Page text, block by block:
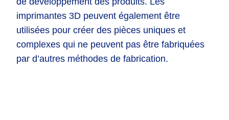
imprimantes 3D peuvent également être
utilisées pour créer des pièces uniques et
complexes qui ne peuvent pas être fabriquées
par d’autres méthodes de fabrication.